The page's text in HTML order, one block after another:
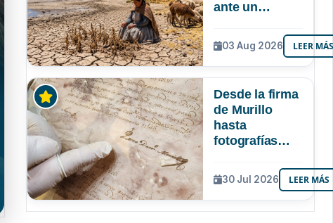
ante un
Niño que
podría superar
a los tres
Bolivia
03 Aug 2026 LEER
Desde la firma
de Murillo
hasta
fotografías
UMSA
resguarda 6
joyas de la
30 Jul 2026 LEER MÁS